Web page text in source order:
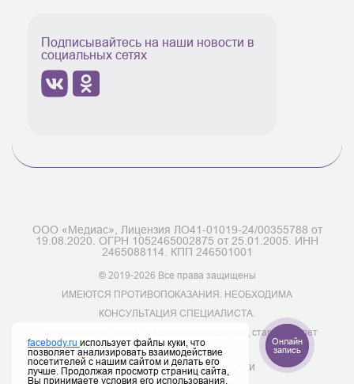
Подписывайтесь на наши новости в
социальных сетях
ООО «Медиас», Лицензия ЛО41-01019-24/00355788 от
19.08.2020. ОГРН 1052465002875 от 25.01.2005. ИНН
2465088114. КПП 246501001
© 2019-2026 Все права защищены
ИМЕЮТСЯ ПРОТИВОПОКАЗАНИЯ. НЕОБХОДИМА
КОНСУЛЬТАЦИЯ СПЕЦИАЛИСТА.
Информация на сайте предназначена для лиц старше 18 лет
Политика конфиденциальности
Онлайн
запись
facebody.ru использует файлы куки, что
позволяет анализировать взаимодействие
посетителей с нашим сайтом и делать его
лучше. Продолжая просмотр страниц сайта,
Вы принимаете условия его использования.